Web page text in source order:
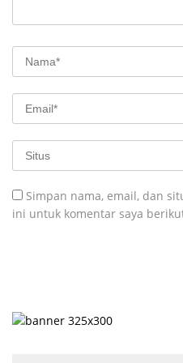
Simpan nama, email, dan
ini untuk komentar saya